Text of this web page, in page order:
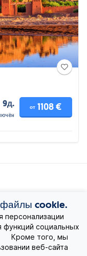
9д. от 1108 €
файлы cookie.
функций социальных
Кроме того, мы
веб-сайта